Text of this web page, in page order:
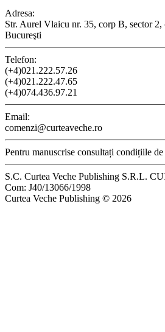
Adresa:
Str. Aurel Vlaicu nr. 35, corp B, sector 2,
Bucureşti
Telefon:
(+4)021.222.57.26
(+4)021.222.47.65
(+4)074.436.97.21
Email:
comenzi@curteaveche.ro
Pentru manuscrise consultați condițiile
S.C. Curtea Veche Publishing S.R.L.
Com: J40/13066/1998
Curtea Veche Publishing © 2026